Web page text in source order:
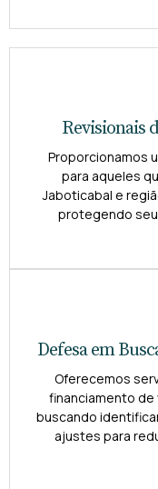
Revisionais
Proporcionamos
para aqueles
Jaboticabal e
protegendo
Defesa em
Oferecemos
financiamento de
buscando
ajustes para